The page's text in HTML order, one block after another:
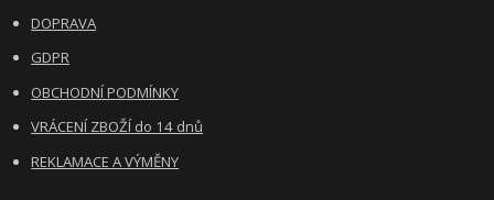
DOPRAVA
GDPR
OBCHODNÍ PODMÍNKY
VRÁCENÍ ZBOŽÍ do 14 dnů
REKLAMACE A VÝMĚNY